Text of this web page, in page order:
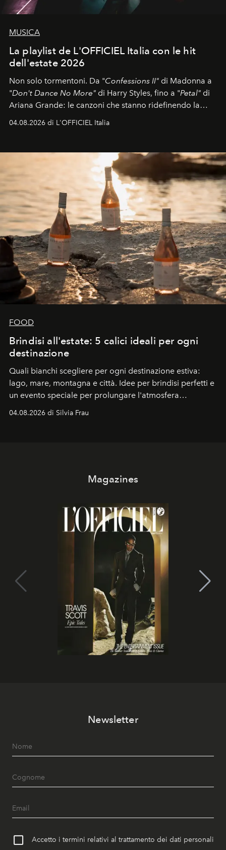
MUSICA
La playlist de L'OFFICIEL Italia con le hit
dell'estate 2026
Non solo tormentoni. Da "Confessions II" di Madonna a
"Don't Dance No More" di Harry Styles, fino a "Petal" di
Ariana Grande: le canzoni che stanno ridefinendo la
colonna sonora della stagione.
04.08.2026 di L'OFFICIEL Italia
FOOD
Brindisi all'estate: 5 calici ideali per ogni
destinazione
Quali bianchi scegliere per ogni destinazione estiva:
lago, mare, montagna e città. Idee per brindisi perfetti e
un evento speciale per prolungare l'atmosfera
04.08.2026 di Silvia Frau
Magazines
Newsletter
Accetto i termini relativi al trattamento dei dati personali